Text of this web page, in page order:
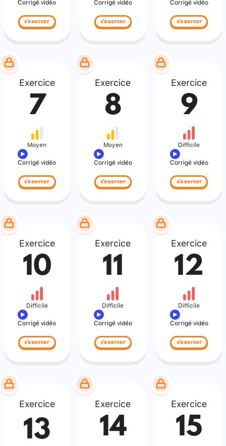
s'exercer s'exercer s'exercer
Exercice
7
Moyen
Corrigé vidéo
s'exercer
Exercice
8
Moyen
Corrigé vidéo
s'exercer
Exercice
9
Difficile
Corrigé vidéo
s'exercer
Exercice
10
Difficile
Corrigé vidéo
s'exercer
Exercice
11
Difficile
Corrigé vidéo
s'exercer
Exercice
12
Difficile
Corrigé vidéo
s'exercer
Exercice
13
Exercice
14
Exercice
15